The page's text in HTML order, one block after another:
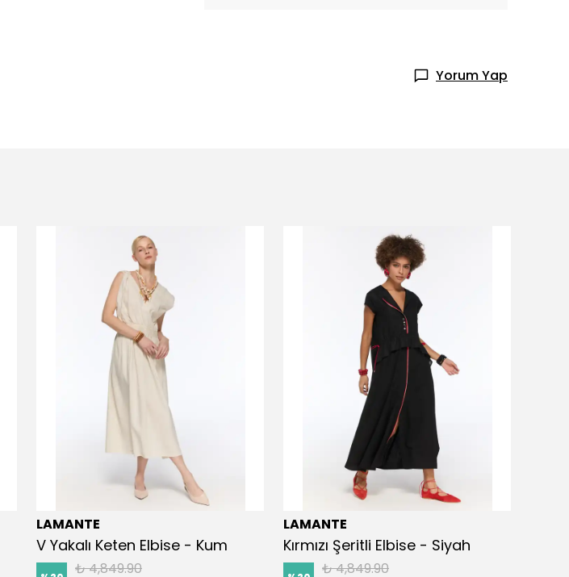
Yorum Yap
LAMANTE
V Yakalı Keten Elbise - Kum
₺ 4,849.90
LAMANTE
Kırmızı Şeritli Elbise - Siyah
₺ 4,849.90